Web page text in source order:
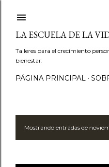
LA ESCUELA DE LA
Talleres para el crecimiento
bienestar.
PÁGINA PRINCIPAL
EMostrando entradas de